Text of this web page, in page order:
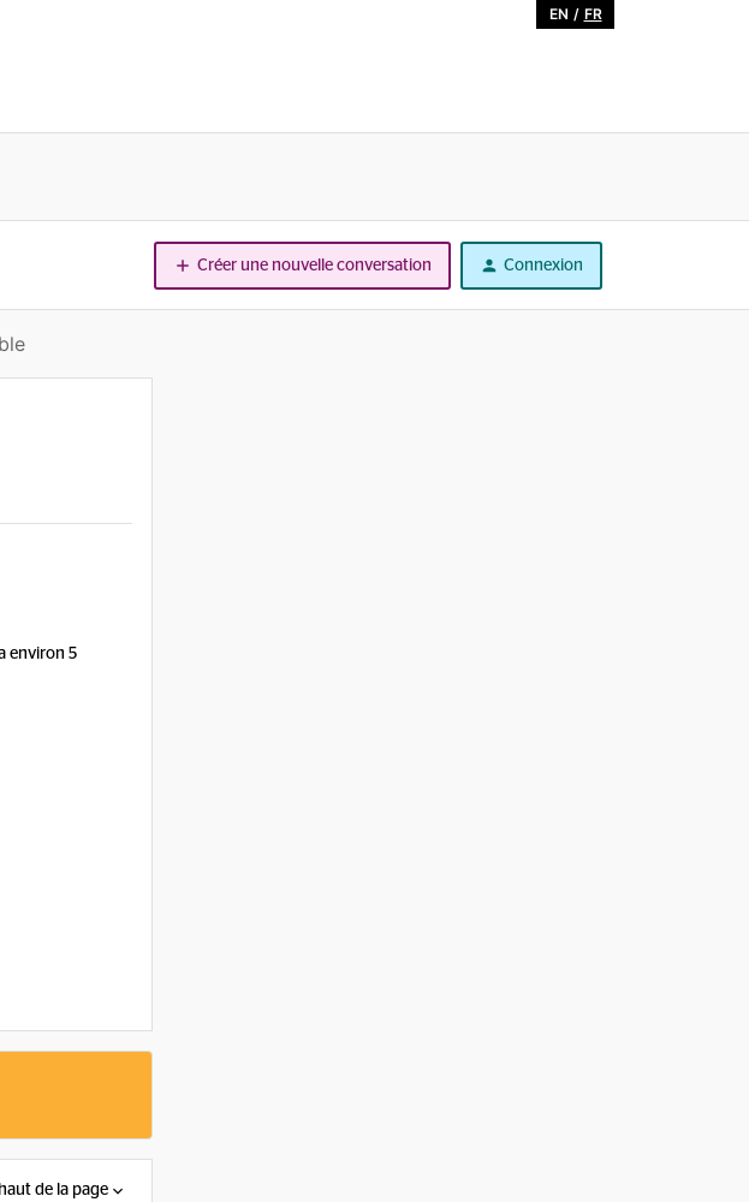
EN / FR
Créer une nouvelle conversation Connexion
environ 5
de la page